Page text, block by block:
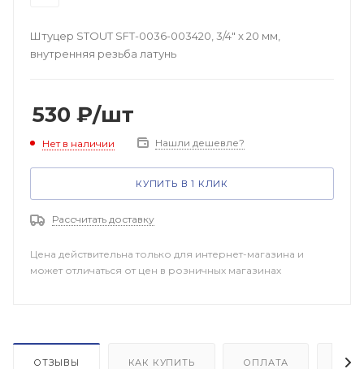
Штуцер STOUT SFT-0036-003420, 3/4" x 20 мм,
внутренняя резьба латунь
530 ₽/шт
Нет в наличии Нашли дешевле?
КУПИТЬ В 1 КЛИК
Рассчитать доставку
Цена действительна только для интернет-магазина и
может отличаться от цен в розничных магазинах
ОТЗЫВЫ КАК КУПИТЬ ОПЛАТА